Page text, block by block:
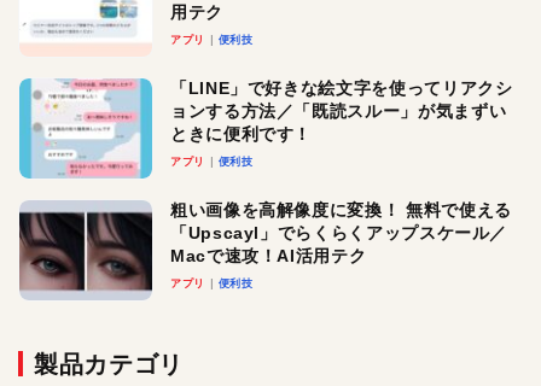
用テク
アプリ 便利技
「LINE」で好きな絵文字を使ってリアクシ
ョンする方法／「既読スルー」が気まずい
ときに便利です！
アプリ 便利技
粗い画像を高解像度に変換！ 無料で使える
「Upscayl」でらくらくアップスケール／
Macで速攻！AI活用テク
アプリ 便利技
製品カテゴリ